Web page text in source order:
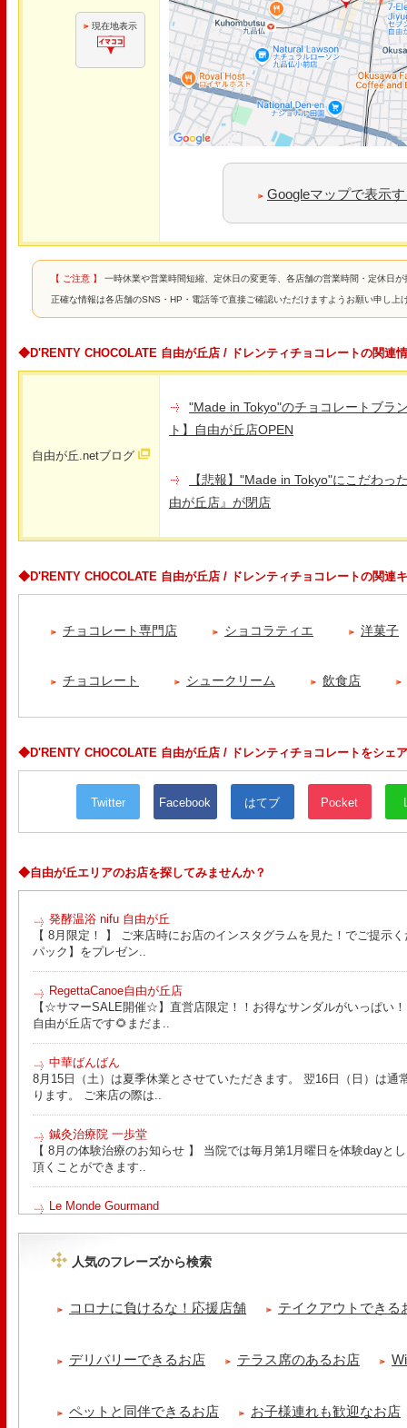
現在地表示
Googleマップで表示
【 ご注意 】 一時休業や営業時間短縮、定休日の変更等、各店舗の営業時間・定休日
正確な情報は各店舗のSNS・HP・電話等で直接ご確認いただけますようお願い申し上
◆D'RENTY CHOCOLATE 自由が丘店 / ドレンティチョコレートの関連
自由が丘.netブログ
"Made in Tokyo"のチョコレートブラ
ト】自由が丘店OPEN
【悲報】"Made in Tokyo"にこだわっ
由が丘店』が閉店
◆D'RENTY CHOCOLATE 自由が丘店 / ドレンティチョコレートの関連
チョコレート専門店 ショコラティエ 洋菓子
チョコレート シュークリーム 飲食店
◆D'RENTY CHOCOLATE 自由が丘店 / ドレンティチョコレートをシェ
Twitter Facebook はてブ Pocket
◆自由が丘エリアのお店を探してみませんか？
発酵温浴 nifu 自由が丘
【 8月限定！ 】 ご来店時にお店のインスタグラムを見た！でご提示
パック】をプレゼン..
RegettaCanoe自由が丘店
【☆サマーSALE開催☆】直営店限定！！お得なサンダルがいっぱい
自由が丘店です🌻まだま..
中華ばんばん
8月15日（土）は夏季休業とさせていただきます。 翌16日（日）は通
ります。 ご来店の際は..
鍼灸治療院 一歩堂
【 8月の体験治療のお知らせ 】 当院では毎月第1月曜日を体験dayと
頂くことができます..
Le Monde Gourmand
ッコラサラダをそえて)手..
【 平日限定ランチメニュー 】 ワンプレートランチ登場！！パスタや
京都九条ねぎ焼き専門店 ねぎ家 -時代家 旬-
人気のフレーズから検索
コロナに負けるな！応援店舗 テイクアウトできる
デリバリーできるお店 テラス席のあるお店
ペットと同伴できるお店 お子様連れも歓迎なお店